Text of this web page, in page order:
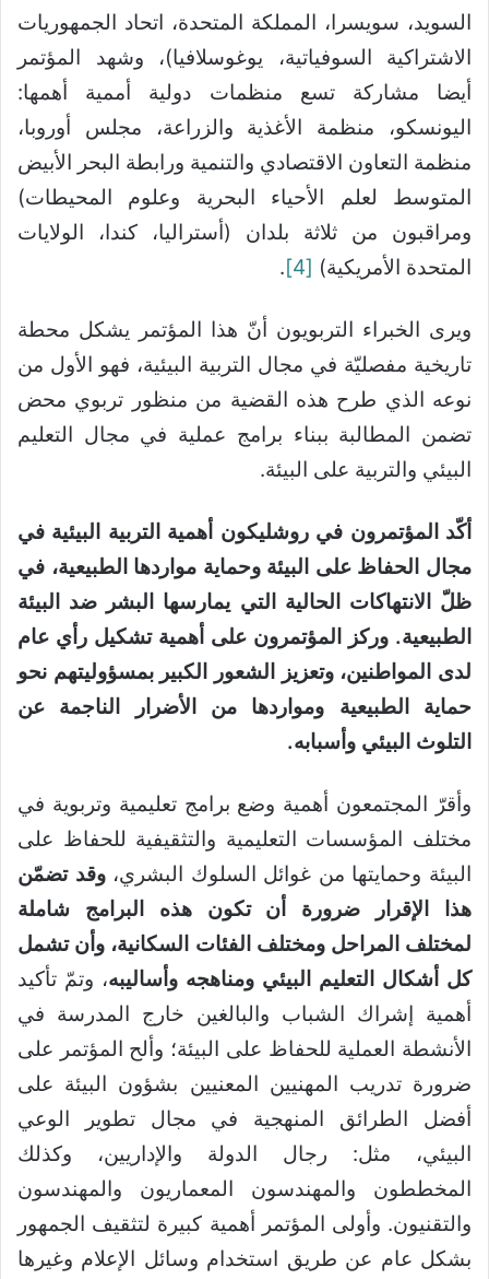
السويد، سويسرا، المملكة المتحدة، اتحاد الجمهوريات
الاشتراكية السوفياتية، يوغوسلافيا)، وشهد المؤتمر
أيضا مشاركة تسع منظمات دولية أممية أهمها:
اليونسكو، منظمة الأغذية والزراعة، مجلس أوروبا،
منظمة التعاون الاقتصادي والتنمية ورابطة البحر الأبيض
المتوسط ​​لعلم الأحياء البحرية وعلوم المحيطات)
ومراقبون من ثلاثة بلدان (أستراليا، كندا، الولايات
المتحدة الأمريكية) [4]
.
ويرى الخبراء التربويون أنّ هذا المؤتمر يشكل محطة
تاريخية مفصليّة في مجال التربية البيئية، فهو الأول من
نوعه الذي طرح هذه القضية من منظور تربوي محض
تضمن المطالبة ببناء برامج عملية في مجال التعليم
البيئي والتربية على البيئة.
أكّد المؤتمرون في روشليكون أهمية التربية البيئية في
مجال الحفاظ على البيئة وحماية مواردها الطبيعية، في
ظلّ الانتهاكات الحالية التي يمارسها البشر ضد البيئة
الطبيعية. وركز المؤتمرون على أهمية تشكيل رأي عام
لدى المواطنين، وتعزيز الشعور الكبير بمسؤوليتهم نحو
حماية الطبيعية ومواردها من الأضرار الناجمة عن
التلوث البيئي وأسبابه.
وأقرّ المجتمعون أهمية وضع برامج تعليمية وتربوية في
مختلف المؤسسات التعليمية والتثقيفية للحفاظ على
البيئة وحمايتها من غوائل السلوك البشري،وقد تضمّن
هذا الإقرار ضرورة أن تكون هذه البرامج شاملة
لمختلف المراحل ومختلف الفئات السكانية، وأن تشمل
كل أشكال التعليم البيئي ومناهجه وأساليبه، وتمّ تأكيد
أهمية إشراك الشباب والبالغين خارج المدرسة في
الأنشطة العملية للحفاظ على البيئة؛ وألح المؤتمر على
ضرورة تدريب المهنيين المعنيين بشؤون البيئة على
أفضل الطرائق المنهجية في مجال تطوير الوعي
البيئي، مثل: رجال الدولة والإداريين، وكذلك
المخططون والمهندسون المعماريون والمهندسون
والتقنيون. وأولى المؤتمر أهمية كبيرة لتثقيف الجمهور
بشكل عام عن طريق استخدام وسائل الإعلام وغيرها